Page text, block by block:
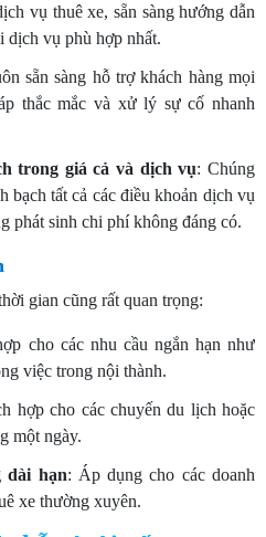
vụ thuê xe, sẵn sàng hướng dẫn
dịch vụ phù hợp nhất.
sẵn sàng hỗ trợ khách hàng mọi
thắc mắc và xử lý sự cố nhanh
trong giá cả và dịch vụ: Chúng
bạch tất cả các điều khoản dịch vụ
phát sinh chi phí không đáng có.
gian cũng rất quan trọng:
cho các nhu cầu ngắn hạn như
việc trong nội thành.
hợp cho các chuyến du lịch hoặc
một ngày.
dài hạn: Áp dụng cho các doanh
xe thường xuyên.